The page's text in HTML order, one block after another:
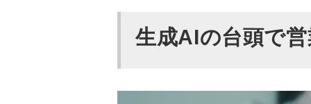
市場のトレンド調査
顧客の管理
生成AIの台頭で